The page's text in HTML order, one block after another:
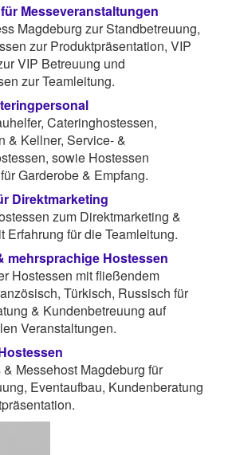
Messeveranstaltungen
Magdeburg zur Standbetreuung,
zur Produktpräsentation, VIP
VIP Betreuung und
zur Teamleitung.
Cateringhostessen,
& Kellner, Service- &
sowie Hostessen
Garderobe & Empfang.
Direktmarketing
zum Direktmarketing &
Erfahrung für die Teamleitung.
mehrsprachige Hostessen
Hostessen mit fließendem
Türkisch, Russisch für
& Kundenbetreuung auf
Veranstaltungen.
Messehost Magdeburg für
Eventaufbau, Kundenberatung